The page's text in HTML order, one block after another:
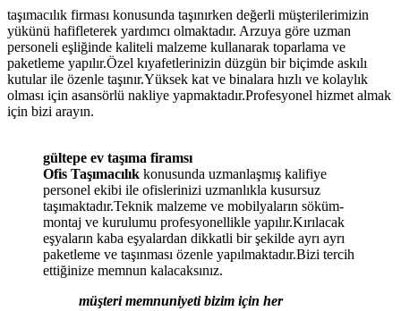
taşımacılık firması konusunda taşınırken değerli müşterilerimizin
yükünü hafifleterek yardımcı olmaktadır. Arzuya göre uzman
personeli eşliğinde kaliteli malzeme kullanarak toparlama ve
paketleme yapılır.Özel kıyafetlerinizin düzgün bir biçimde askılı
kutular ile özenle taşınır.Yüksek kat ve binalara hızlı ve kolaylık
olması için asansörlü nakliye yapmaktadır.Profesyonel hizmet almak
için bizi arayın.
gültepe ev taşıma firamsı
Ofis Taşımacılık konusunda uzmanlaşmış kalifiye
personel ekibi ile ofislerinizi uzmanlıkla kusursuz
taşımaktadır.Teknik malzeme ve mobilyaların söküm-
montaj ve kurulumu profesyonellikle yapılır.Kırılacak
eşyaların kaba eşyalardan dikkatli bir şekilde ayrı ayrı
paketleme ve taşınması özenle yapılmaktadır.Bizi tercih
ettiğinize memnun kalacaksınız.
müşteri memnuniyeti bizim için her